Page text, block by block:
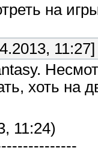
на
11:27]
хоть на
11:24)